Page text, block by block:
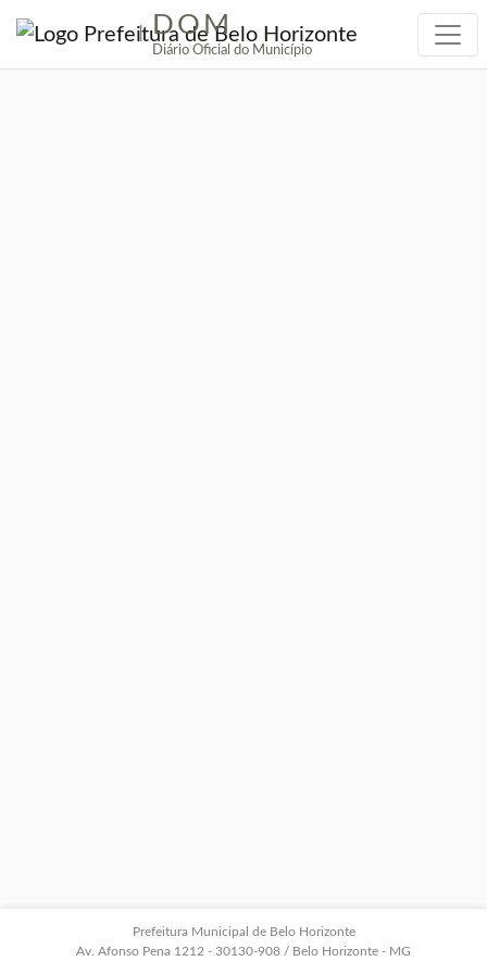
| DOM
Diário Oficial do Município
Prefeitura Municipal de Belo Horizonte
Av. Afonso Pena 1212 - 30130-908 / Belo Horizonte - MG